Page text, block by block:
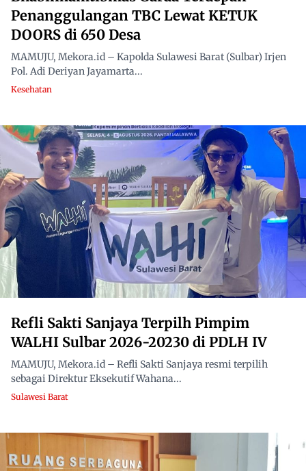
Penanggulangan TBC Lewat KETUK
DOORS di 650 Desa
MAMUJU, Mekora.id – Kapolda Sulawesi Barat (Sulbar) Irjen
Pol. Adi Deriyan Jayamarta...
Kesehatan
Refli Sakti Sanjaya Terpilh Pimpim
WALHI Sulbar 2026-20230 di PDLH IV
MAMUJU, Mekora.id – Refli Sakti Sanjaya resmi terpilih
sebagai Direktur Eksekutif Wahana...
Sulawesi Barat